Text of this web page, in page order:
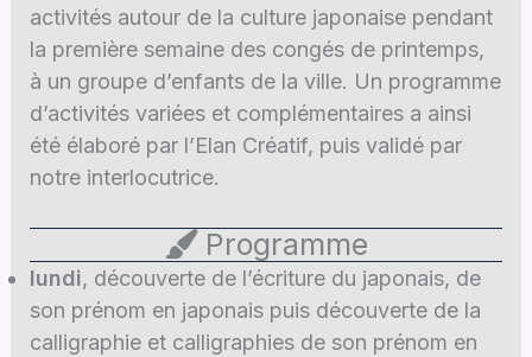
activités autour de la culture japonaise pendant
la première semaine des congés de printemps,
à un groupe d’enfants de la ville. Un programme
d’activités variées et complémentaires a ainsi
été élaboré par l’Elan Créatif, puis validé par
notre interlocutrice.
Programme
lundi, découverte de l’écriture du japonais, de
son prénom en japonais puis découverte de la
calligraphie et calligraphies de son prénom en